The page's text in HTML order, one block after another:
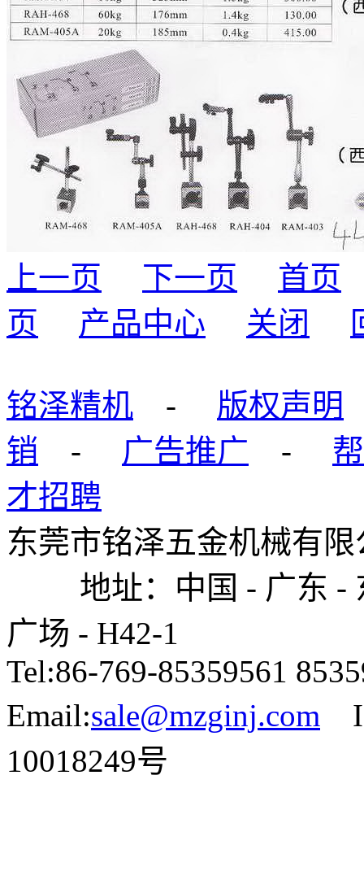
上一页 下一页
首页
页
产品中心 关闭
铭泽精机 - 版权声明
销 - 广告推广 -
才招聘
东莞市铭泽五金机械有
地址：中国 - 广东 -
广场 - H42-1
Tel:86-769-85359561
Email:sale@mzginj.com
10018249号